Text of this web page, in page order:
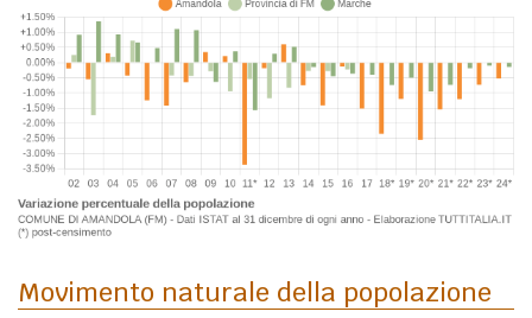
Movimento naturale della popolazione